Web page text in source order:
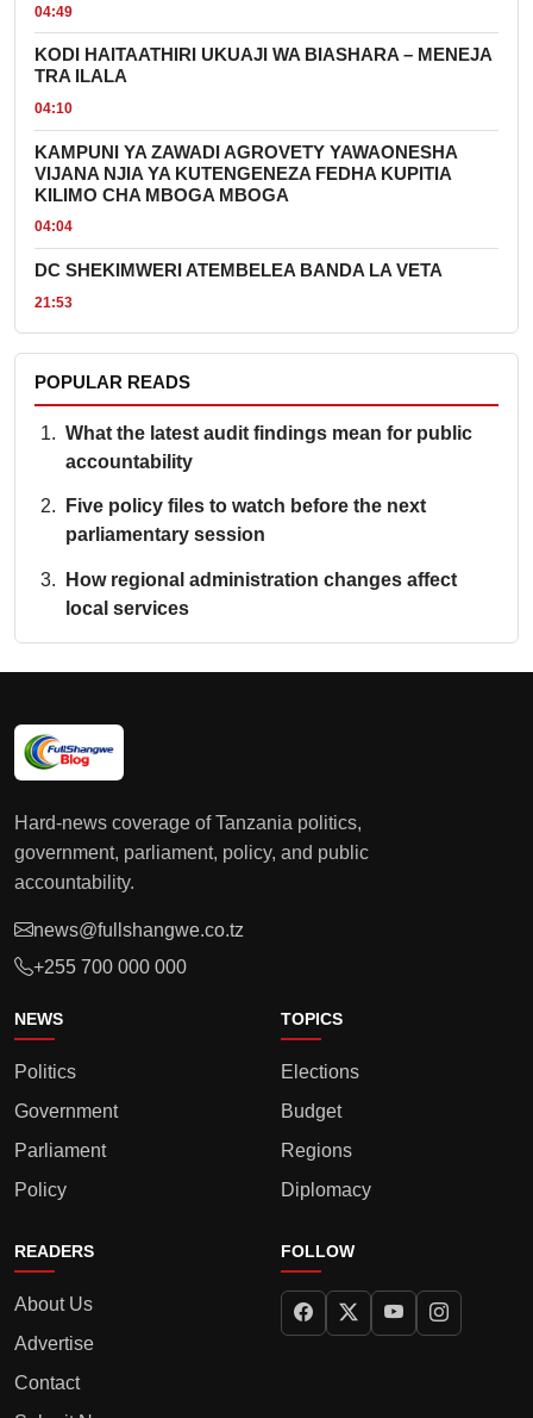
04:49
KODI HAITAATHIRI UKUAJI WA BIASHARA – MENEJA
TRA ILALA
04:10
KAMPUNI YA ZAWADI AGROVETY YAWAONESHA
VIJANA NJIA YA KUTENGENEZA FEDHA KUPITIA
KILIMO CHA MBOGA MBOGA
04:04
DC SHEKIMWERI ATEMBELEA BANDA LA VETA
21:53
POPULAR READS
What the latest audit findings mean for public
accountability
Five policy files to watch before the next
parliamentary session
How regional administration changes affect
local services
Hard-news coverage of Tanzania politics,
government, parliament, policy, and public
accountability.
news@fullshangwe.co.tz
+255 700 000 000
NEWS
Politics
Government
Parliament
Policy
TOPICS
Elections
Budget
Regions
Diplomacy
READERS
About Us
Advertise
Contact
FOLLOW